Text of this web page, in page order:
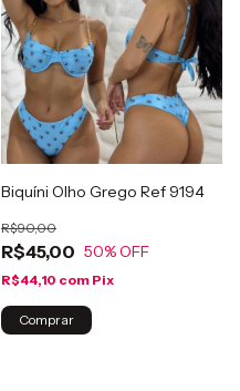
Biquíni Olho Grego Ref 9194
R$45,00
R$90,00
50% OFF
R$44,10 com Pix
Comprar